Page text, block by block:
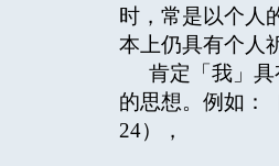
时，常是以个人
本上仍具有个人
肯定「我」
的思想。例如：
24），